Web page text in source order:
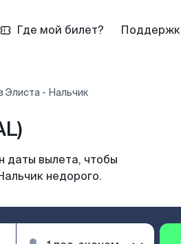
Где мой билет?
Элиста - Нальчик
даты вылета, чтобы
недорого.